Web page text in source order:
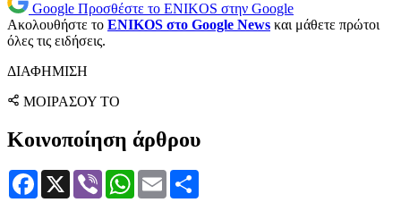
Google Προσθέστε το ENIKOS στην Google
Ακολουθήστε το ENIKOS στο Google News και μάθετε πρώτοι
όλες τις ειδήσεις.
ΔΙΑΦΗΜΙΣΗ
ΜΟΙΡΑΣΟΥ ΤΟ
Κοινοποίηση άρθρου
Facebook
X Viber WhatsApp
Email